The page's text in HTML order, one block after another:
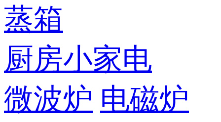
蒸箱
厨房小家电
微波炉 电磁炉